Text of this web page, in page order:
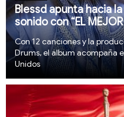
Blessd apunta hacia
sonido con “EL
Con 12 canciones y la
Drums, el álbum acompaña
Unidos